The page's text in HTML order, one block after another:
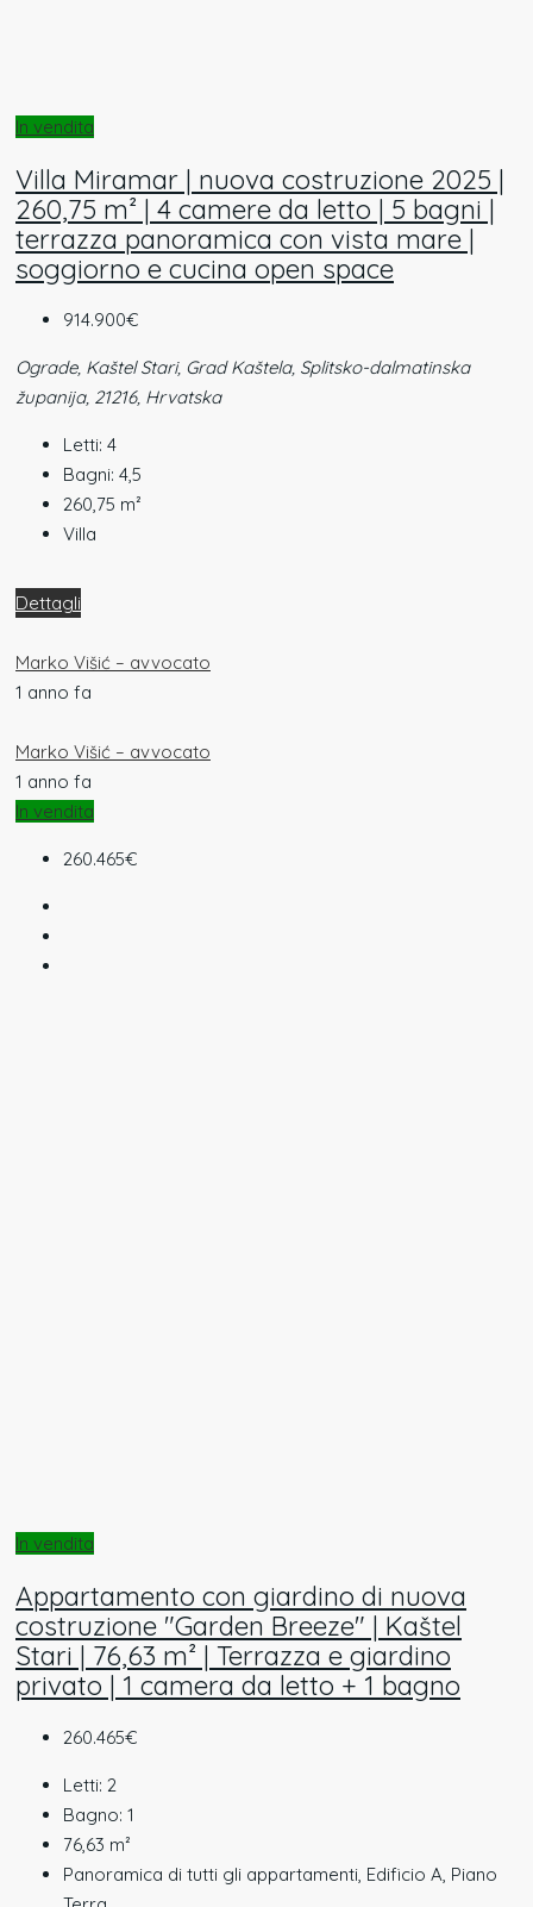
In vendita
Villa Miramar | nuova costruzione 2025 |
260,75 m² | 4 camere da letto | 5 bagni |
terrazza panoramica con vista mare |
soggiorno e cucina open space
914.900€
Ograde, Kaštel Stari, Grad Kaštela, Splitsko-dalmatinska
županija, 21216, Hrvatska
Letti: 4
Bagni: 4,5
260,75 m²
Villa
Dettagli
Marko Višić – avvocato
1 anno fa
Marko Višić – avvocato
1 anno fa
In vendita
260.465€
In vendita
Appartamento con giardino di nuova
costruzione "Garden Breeze" | Kaštel
Stari | 76,63 m² | Terrazza e giardino
privato | 1 camera da letto + 1 bagno
260.465€
Letti: 2
Bagno: 1
76,63 m²
Panoramica di tutti gli appartamenti, Edificio A, Piano